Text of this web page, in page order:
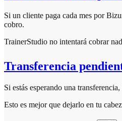
Si un cliente paga cada mes por
cobro.
TrainerStudio no intentará cobrar
Transferencia
Si estás esperando una
Esto es mejor que dejarlo en tu